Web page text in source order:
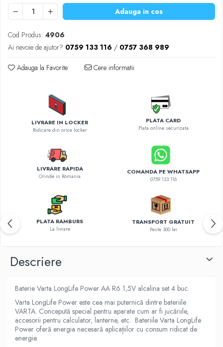
Diverse accesorii auto
Carcase protectie NOCO BOOST
Invertoare Auto
Incarcator masina electrica
Compresoare
Adauga in cos
Cod Produs: 4906
Ai nevoie de ajutor? 0759 133 116 / 0757 368 989
Adauga la Favorite Cere informatii
LIVRARE IN LOCKER
Ridicare din orice locker
PLATA CARD
Plata online securizata
LIVRARE RAPIDA
Orinde in Romania
COMANDA PE WHATSAPP
0759 133 116
PLATA RAMBURS
La livrare
TRANSPORT GRATUIT
Peste 300 lei
Descriere
Baterie Varta LongLife Power AA R6 1,5V alcalina set 4 buc.
Varta LongLife Power este cea mai puternică dintre bateriile
VARTA. Concepută special pentru aparate cum ar fi jucăriile,
accesorii pentru calculator, lanterne, etc. Bateriile Varta LongLife
Power oferă energia necesară aplicațiilor cu consum ridicat de
energie.